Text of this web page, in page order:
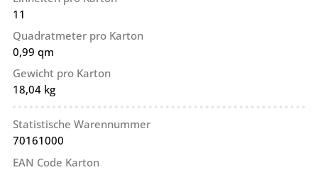
11
Quadratmeter pro Karton
0,99 qm
Gewicht pro Karton
18,04 kg
Statistische Warennummer
70161000
EAN Code Karton